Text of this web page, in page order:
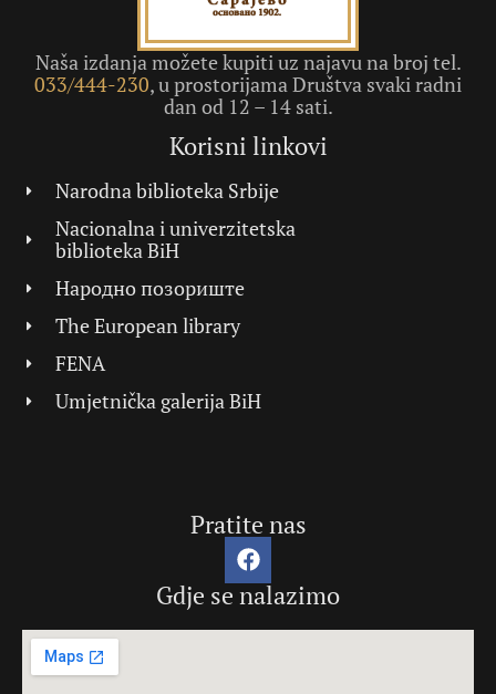
Naša izdanja možete kupiti uz najavu na broj tel.
033/444-230, u prostorijama Društva svaki radni
dan od 12 – 14 sati.
Korisni linkovi
Narodna biblioteka Srbije
Nacionalna i univerzitetska
biblioteka BiH
Народно позориште
The European library
FENA
Umjetnička galerija BiH
Pratite nas
Gdje se nalazimo